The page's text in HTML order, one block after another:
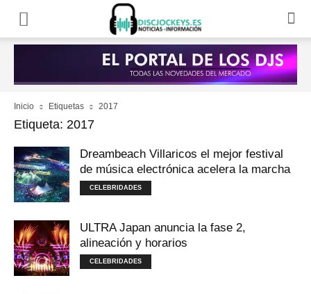
Inicio Etiquetas 2017
Etiqueta: 2017
Dreambeach Villaricos el mejor festival
de música electrónica acelera la marcha
CELEBRIDADES
ULTRA Japan anuncia la fase 2,
alineación y horarios
CELEBRIDADES